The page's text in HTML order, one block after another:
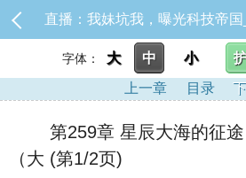
字体： 大 中 小
上一章
目录
第259章 星辰大海的征途
（大 (第1/2页)